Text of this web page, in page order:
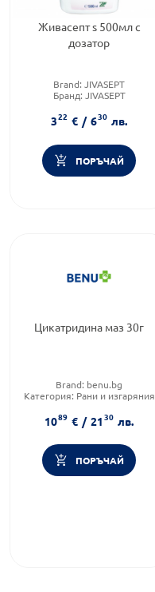
Живасепт s 500мл с
дозатор
Brand: JIVASEPT
Бранд: JIVASEPT
322 € / 630 лв.
ПОРЪЧАЙ
Цикатридина маз 30г
Brand: benu.bg
Категория: Рани и изгаряния
1089 € / 2130 лв.
ПОРЪЧАЙ